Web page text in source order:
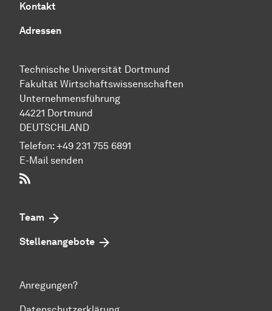
Kontakt
Adressen
Technische Uni­ver­si­tät Dort­mund
Fakultät Wirtschafts­wissen­schaften
Unternehmensführung
44221 Dort­mund
DEUTSCHLAND
Telefon: +49 231 755 6891
E-Mail senden
Team
Stellenangebote
Anregungen?